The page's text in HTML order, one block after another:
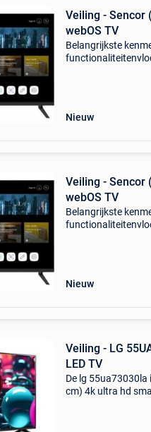
Veiling - Sencor
webOS TV
Belangrijkste
Nieuw
Veiling - Sencor
webOS TV
Belangrijkste
Nieuw
Veiling - LG
LED TV
De lg 55ua73030la
cm) 4k ultra hd